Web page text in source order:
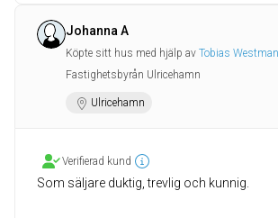
Johanna A
Köpte sitt hus med hjälp av Tobias Westman
Fastighetsbyrån Ulricehamn
Ulricehamn
Verifierad kund
Som säljare duktig, trevlig och kunnig.